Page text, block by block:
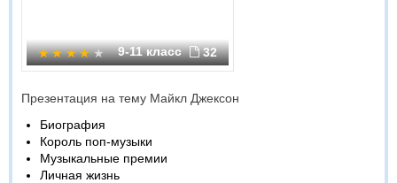
9-11 класс 32
Презентация на тему Майкл Джексон
Биография
Король поп-музыки
Музыкальные премии
Личная жизнь